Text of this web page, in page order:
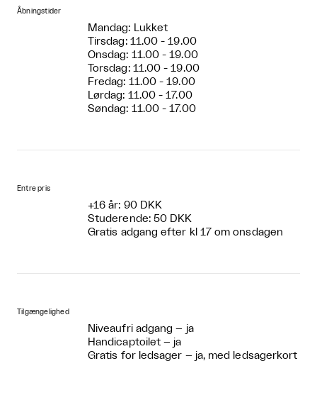
Åbningstider
Mandag: Lukket
Tirsdag: 11.00 - 19.00
Onsdag: 11.00 - 19.00
Torsdag: 11.00 - 19.00
Fredag: 11.00 - 19.00
Lørdag: 11.00 - 17.00
Søndag: 11.00 - 17.00
Entre pris
+16 år: 90 DKK
Studerende: 50 DKK
Gratis adgang efter kl 17 om onsdagen
Tilgængelighed
Niveaufri adgang – ja
Handicaptoilet – ja
Gratis for ledsager – ja, med ledsagerkort